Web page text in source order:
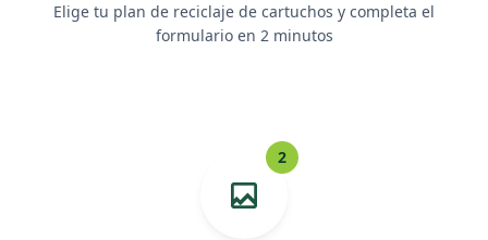
Elige tu plan de reciclaje de cartuchos y completa el
formulario en 2 minutos
2